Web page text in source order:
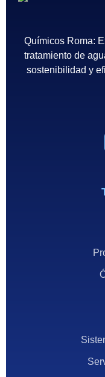
Químicos Roma:
tratamiento de
sostenibilidad y